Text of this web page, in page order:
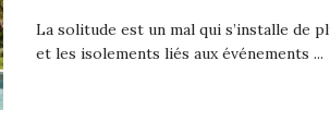
La solitude est un mal qui s’installe de
et les isolements liés aux événements ...